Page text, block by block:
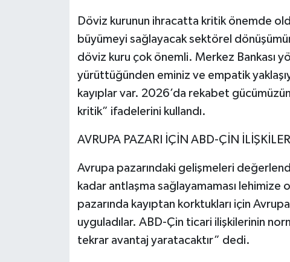
Döviz kurunun ihracatta kritik önemde
büyümeyi sağlayacak sektörel
döviz kuru çok önemli. Merkez Bankası
yürüttüğünden eminiz ve empatik
kayıplar var. 2026’da rekabet
kritik” ifadelerini kullandı.
AVRUPA PAZARI İÇİN ABD-ÇİN
Avrupa pazarındaki gelişmeleri
kadar antlaşma sağlayamaması lehimize
pazarında kayıptan korktukları için
uyguladılar. ABD-Çin ticari ilişkilerinin
tekrar avantaj yaratacaktır” dedi.